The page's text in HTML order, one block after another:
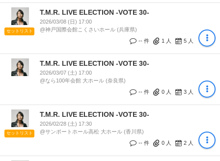
セットリスト
T.M.R. LIVE ELECTION -VOTE 30-
2026/03/08 (日) 17:00
@神戸国際会館こくさいホール (兵庫県)
-- 件
1 人 5 人
T.M.R. LIVE ELECTION -VOTE 30-
2026/03/07 (土) 17:00
@なら100年会館 大ホール (奈良県)
-- 件
0 人 3 人
セットリスト
T.M.R. LIVE ELECTION -VOTE 30-
2026/02/28 (土) 17:30
@サンポートホール高松 大ホール (香川県)
-- 件
0 人 2 人